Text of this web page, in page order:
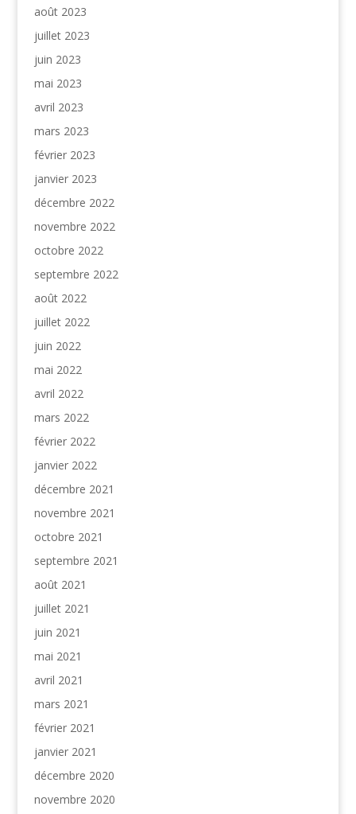
août 2023
juillet 2023
juin 2023
mai 2023
avril 2023
mars 2023
février 2023
janvier 2023
décembre 2022
novembre 2022
octobre 2022
septembre 2022
août 2022
juillet 2022
juin 2022
mai 2022
avril 2022
mars 2022
février 2022
janvier 2022
décembre 2021
novembre 2021
octobre 2021
septembre 2021
août 2021
juillet 2021
juin 2021
mai 2021
avril 2021
mars 2021
février 2021
janvier 2021
décembre 2020
novembre 2020